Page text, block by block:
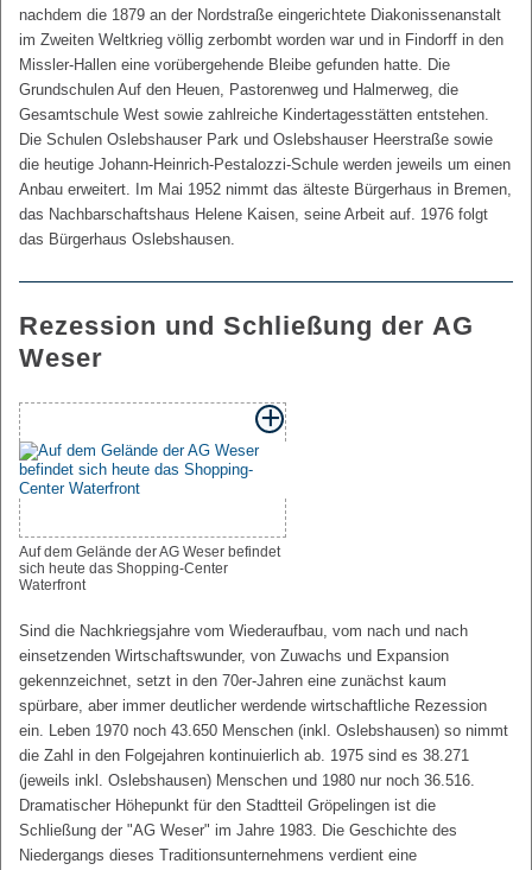
nachdem die 1879 an der Nordstraße eingerichtete Diakonissenanstalt
im Zweiten Weltkrieg völlig zerbombt worden war und in Findorff in den
Missler-Hallen eine vorübergehende Bleibe gefunden hatte. Die
Grundschulen Auf den Heuen, Pastorenweg und Halmerweg, die
Gesamtschule West sowie zahlreiche Kindertagesstätten entstehen.
Die Schulen Oslebshauser Park und Oslebshauser Heerstraße sowie
die heutige Johann-Heinrich-Pestalozzi-Schule werden jeweils um einen
Anbau erweitert. Im Mai 1952 nimmt das älteste Bürgerhaus in Bremen,
das Nachbarschaftshaus Helene Kaisen, seine Arbeit auf. 1976 folgt
das Bürgerhaus Oslebshausen.
Rezession und Schließung der AG
Weser
Auf dem Gelände der AG Weser befindet
sich heute das Shopping-Center
Waterfront
Sind die Nachkriegsjahre vom Wiederaufbau, vom nach und nach
einsetzenden Wirtschaftswunder, von Zuwachs und Expansion
gekennzeichnet, setzt in den 70er-Jahren eine zunächst kaum
spürbare, aber immer deutlicher werdende wirtschaftliche Rezession
ein. Leben 1970 noch 43.650 Menschen (inkl. Oslebshausen) so nimmt
die Zahl in den Folgejahren kontinuierlich ab. 1975 sind es 38.271
(jeweils inkl. Oslebshausen) Menschen und 1980 nur noch 36.516.
Dramatischer Höhepunkt für den Stadtteil Gröpelingen ist die
Schließung der "AG Weser" im Jahre 1983. Die Geschichte des
Niedergangs dieses Traditionsunternehmens verdient eine